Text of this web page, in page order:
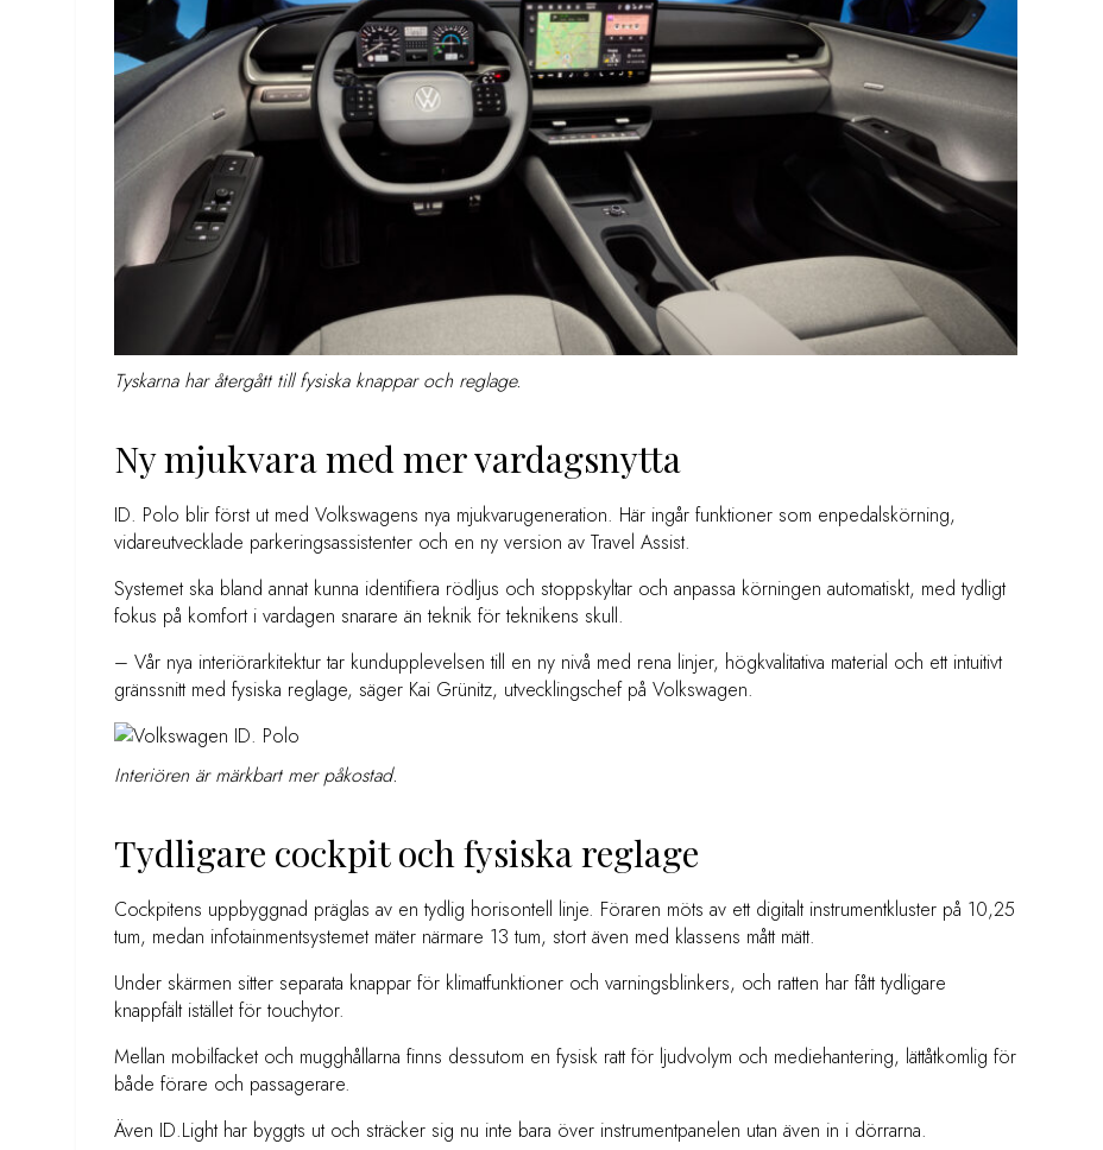
Tyskarna har återgått till fysiska knappar och reglage.
Ny mjukvara med mer vardagsnytta
ID. Polo blir först ut med Volkswagens nya mjukvarugeneration. Här ingår funktioner som enpedalskörning,
vidareutvecklade parkeringsassistenter och en ny version av Travel Assist.
Systemet ska bland annat kunna identifiera rödljus och stoppskyltar och anpassa körningen automatiskt, med tydligt
fokus på komfort i vardagen snarare än teknik för teknikens skull.
– Vår nya interiörarkitektur tar kundupplevelsen till en ny nivå med rena linjer, högkvalitativa material och ett intuitivt
gränssnitt med fysiska reglage, säger Kai Grünitz, utvecklingschef på Volkswagen.
Interiören är märkbart mer påkostad.
Tydligare cockpit och fysiska reglage
Cockpitens uppbyggnad präglas av en tydlig horisontell linje. Föraren möts av ett digitalt instrumentkluster på 10,25
tum, medan infotainmentsystemet mäter närmare 13 tum, stort även med klassens mått mätt.
Under skärmen sitter separata knappar för klimatfunktioner och varningsblinkers, och ratten har fått tydligare
knappfält istället för touchytor.
Mellan mobilfacket och mugghållarna finns dessutom en fysisk ratt för ljudvolym och mediehantering, lättåtkomlig för
både förare och passagerare.
Även ID.Light har byggts ut och sträcker sig nu inte bara över instrumentpanelen utan även in i dörrarna.